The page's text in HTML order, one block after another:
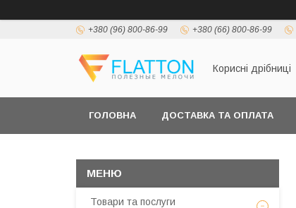
+380 (96) 800-86-99 +380 (66) 800-86-99
Корисні дрібниці
ГОЛОВНА ДОСТАВКА ТА ОПЛАТА
Товари та послуги